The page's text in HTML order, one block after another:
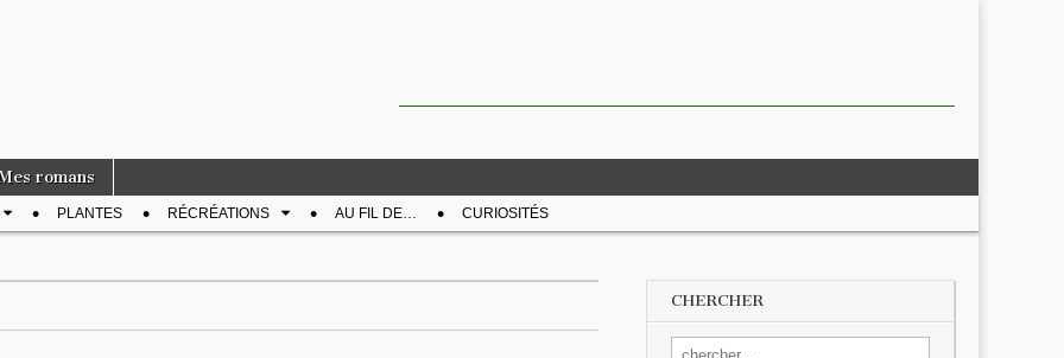
romans
PLANTES RÉCRÉATIONS AU FIL DE… CURIOSITÉS
CHERCHER
Search for: